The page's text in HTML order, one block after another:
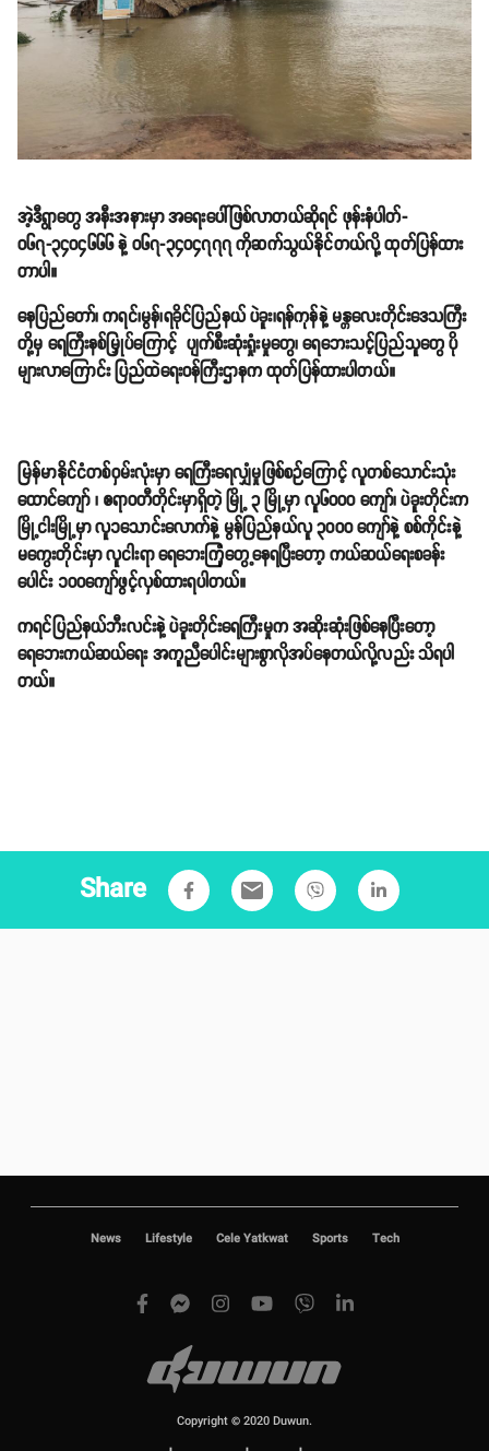
အဲ့ဒီရွာတွေ အနီးအနားမှာ အရေးပေါ်ဖြစ်လာတယ်ဆိုရင် ဖုန်းနံပါတ်-
၀၆၇-၃၄၀၄၆၆၆ နဲ့ ၀၆၇-၃၄၀၄၇၇၇ ကိုဆက်သွယ်နိုင်တယ်လို့ ထုတ်ပြန်ထား
တာပါ။
နေပြည်တော်၊ ကရင်၊မွန်၊ရခိုင်ပြည်နယ် ပဲခူး၊ရန်ကုန်နဲ့ မန္တလေးတိုင်းဒေသကြီး
တို့မှ ရေကြီးနစ်မြှုပ်ကြောင့် ပျက်စီးဆုံးရှုံးမှုတွေ၊ ရေဘေးသင့်ပြည်သူတွေ ပို
များလာကြောင်း ပြည်ထဲရေးဝန်ကြီးဌာနက ထုတ်ပြန်ထားပါတယ်။
မြန်မာနိုင်ငံတစ်ဝှမ်းလုံးမှာ ရေကြီးရေလျှံမှုဖြစ်စဉ်ကြောင့် လူတစ်သောင်းသုံး
ထောင်ကျော် ၊ ဧရာဝတီတိုင်းမှာရှိတဲ့ မြို့ ၃ မြို့မှာ လူ၆၀၀၀ ကျော်၊ ပဲခူးတိုင်းက
မြို့ငါးမြို့မှာ လူ၁သောင်းလောက်နဲ့ မွန်ပြည်နယ်လူ ၃၀၀၀ ကျော်နဲ့ စစ်ကိုင်းနဲ့
မကွေးတိုင်းမှာ လူငါးရာ ရေဘေးကြုံတွေ့နေရပြီးတော့ ကယ်ဆယ်ရေးစခန်း
ပေါင်း ၁၀၀ကျော်ဖွင့်လှစ်ထားရပါတယ်။
ကရင်ပြည်နယ်ဘီးလင်းနဲ့ ပဲခူးတိုင်းရေကြီးမှုက အဆိုးဆုံးဖြစ်နေပြီးတော့
ရေဘေးကယ်ဆယ်ရေး အကူညီပေါင်းများစွာလိုအပ်နေတယ်လို့လည်း သိရပါ
တယ်။
Share email
News Lifestyle Cele Yatkwat Sports Tech
Copyright © 2020 Duwun.